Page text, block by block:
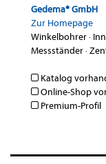
Gedema® GmbH
Zur Homepage
Winkelbohrer·
Messständer·
Katalog
Online-Shop
Premium-Profil